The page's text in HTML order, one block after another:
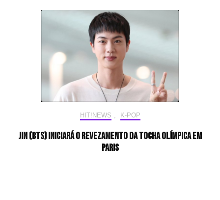
HIT!NEWS K-POP
Jin (BTS) iniciará o revezamento da tocha olímpica em
Paris